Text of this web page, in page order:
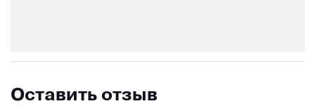
Оставить отзыв